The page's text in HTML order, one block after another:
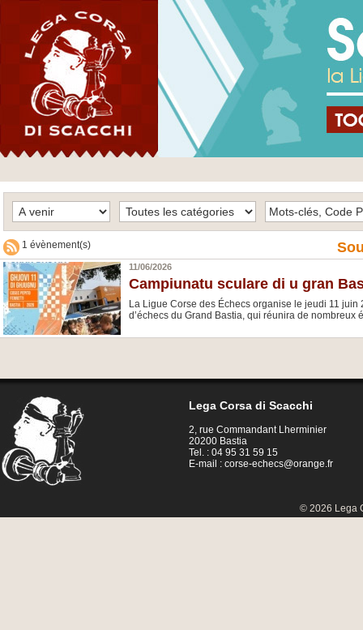
1 évènement(s)
11/06/2026
Campiunatu sculare di u gran
La Ligue Corse des Échecs organise le jeudi 11
d’échecs du Grand Bastia, qui réunira de nombreux
Lega Corsa di Scacchi
2, rue Commandant Lherminier
20200 Bastia
Tel. : 04 95 31 59 15
E-mail :corse-echecs@orange.fr
© 2026 Lega